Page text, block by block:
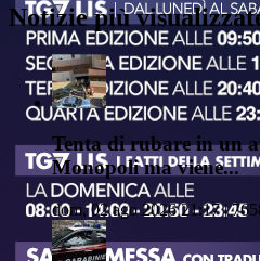
Notizie più
Tenta di rubare in un
Monopoli ma viene...
dom, 02 ago 2026 21:17 |